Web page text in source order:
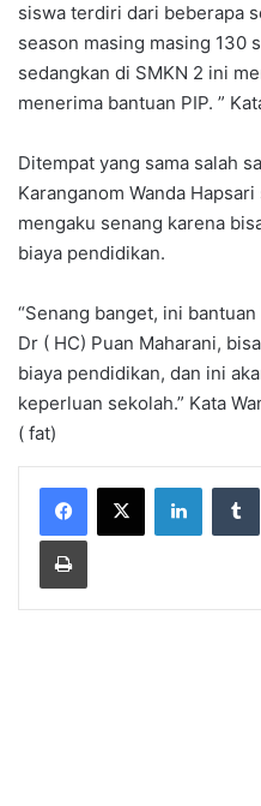
siswa terdiri dari beberapa
season masing masing 130
sedangkan di SMKN 2 ini
menerima bantuan PIP. ”
Ditempat yang sama salah
Karanganom Wanda
mengaku senang karena
biaya pendidikan.
“Senang banget, ini
Dr ( HC) Puan Maharani,
biaya pendidikan, dan ini
keperluan sekolah.” Kata
( fat)